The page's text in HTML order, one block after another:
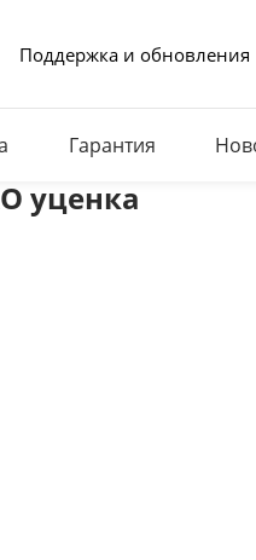
Поддержка и обновления
Гарантия
уценка